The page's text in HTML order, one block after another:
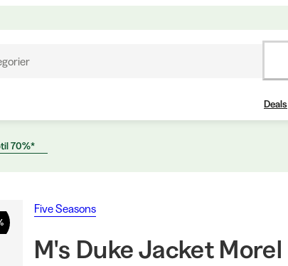
Deals
70%*
Five Seasons
M's Duke Jacket Morel